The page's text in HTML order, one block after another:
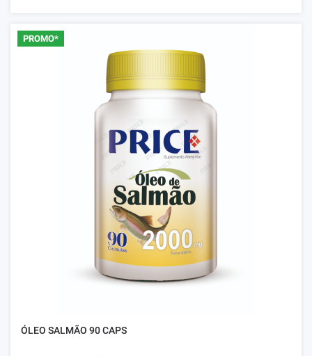
PROMO*
ÓLEO SALMÃO 90 CAPS